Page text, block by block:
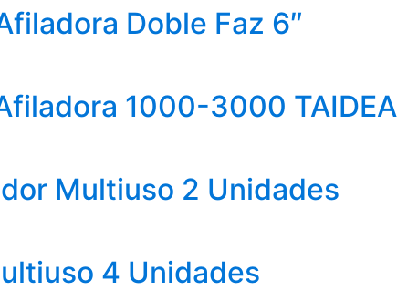
Doble Faz 6″
1000-3000 TAIDEA
Multiuso 2 Unidades
4 Unidades